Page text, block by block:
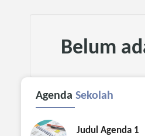
Belum
Agenda Sekolah
Judul Agenda 1